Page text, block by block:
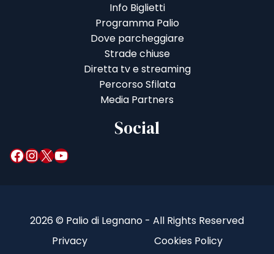
Info Biglietti
Programma Palio
Dove parcheggiare
Strade chiuse
Diretta tv e streaming
Percorso Sfilata
Media Partners
Social
Facebook InstagramX YouTube
2026 © Palio di Legnano - All Rights Reserved
Privacy
Cookies Policy